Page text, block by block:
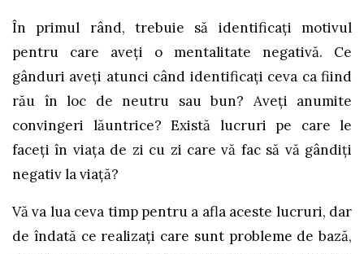
În primul rând, trebuie să identificați motivul
pentru care aveți o mentalitate negativă. Ce
gânduri aveți atunci când identificați ceva ca fiind
rău în loc de neutru sau bun? Aveți anumite
convingeri lăuntrice? Există lucruri pe care le
faceți în viața de zi cu zi care vă fac să vă gândiți
negativ la viață?
Vă va lua ceva timp pentru a afla aceste lucruri, dar
de îndată ce realizați care sunt probleme de bază,